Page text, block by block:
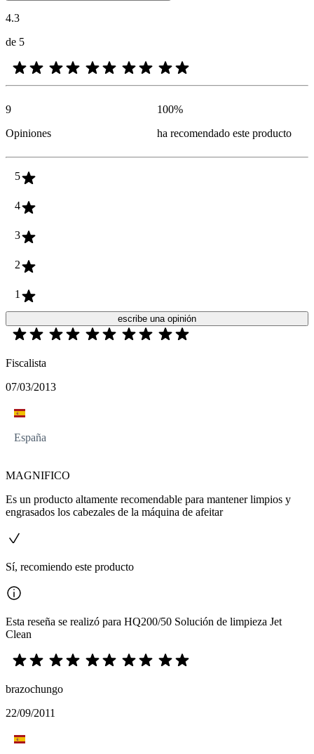
4.3
de 5
9
Opiniones
100%
ha recomendado este producto
5
4
3
2
1
escribe una opinión
Fiscalista
07/03/2013
España
MAGNIFICO
Es un producto altamente recomendable para mantener limpios y
engrasados los cabezales de la máquina de afeitar
Sí, recomiendo este producto
Esta reseña se realizó para HQ200/50 Solución de limpieza Jet
Clean
brazochungo
22/09/2011